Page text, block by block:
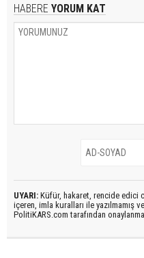
HABERE YORUM KAT
UYARI: Küfür, hakaret, rencide edici
içeren, imla kuralları ile yazılmamış
PolitiKARS.com tarafından